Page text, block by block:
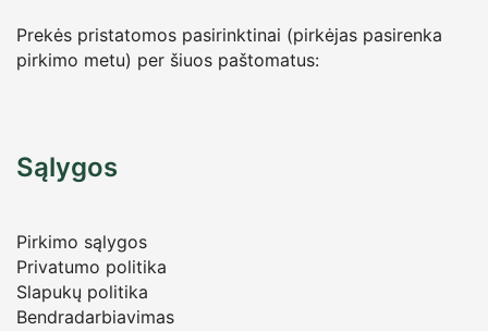
Prekės pristatomos pasirinktinai (pirkėjas pasirenka
pirkimo metu) per šiuos paštomatus:
Sąlygos
Pirkimo sąlygos
Privatumo politika
Slapukų politika
Bendradarbiavimas